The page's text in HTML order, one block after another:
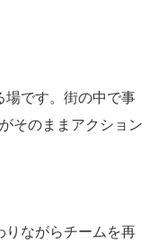
場です。街の中で事
そのままアクション
りながらチームを再